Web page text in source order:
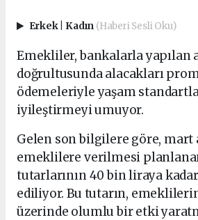
Erkek Kadın (Haberi Sesli Oku)
Emekliler, bankalarla yapılan
doğrultusunda alacakları
ödemeleriyle yaşam
iyileştirmeyi umuyor.
Gelen son bilgilere göre, mart
emeklilere verilmesi
tutarlarının 40 bin liraya kadar
ediliyor. Bu tutarın,
üzerinde olumlu bir etki